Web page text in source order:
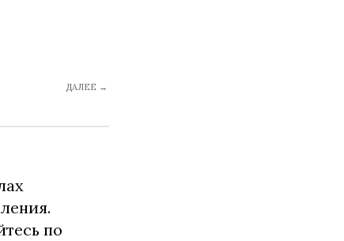
ДАЛЕЕ →
по